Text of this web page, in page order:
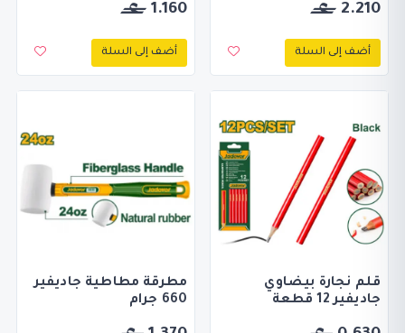
2.210
أضف إلى السلة
1.160
أضف إلى السلة
قلم نجارة بيضاوي
جاديفير 12 قطعة
مطرقة مطاطية جاديفير
660 جرام